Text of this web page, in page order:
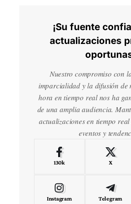
¡Su fuente
actualizaciones
Nuestro compromiso con
imparcialidad y la difusión de
hora en tiempo real nos ha
de una amplia audiencia.
actualizaciones en tiempo
eventos y
130k X
Instagram Telegram